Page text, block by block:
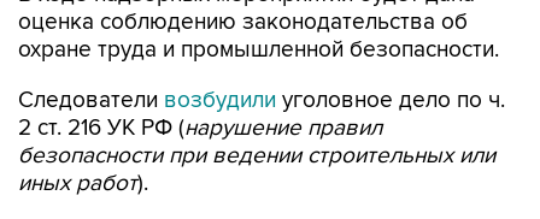
оценка соблюдению законодательства об
охране труда и промышленной безопасности.
Следователи возбудили уголовное дело по ч.
2 ст. 216 УК РФ (нарушение правил
безопасности при ведении строительных или
иных работ).